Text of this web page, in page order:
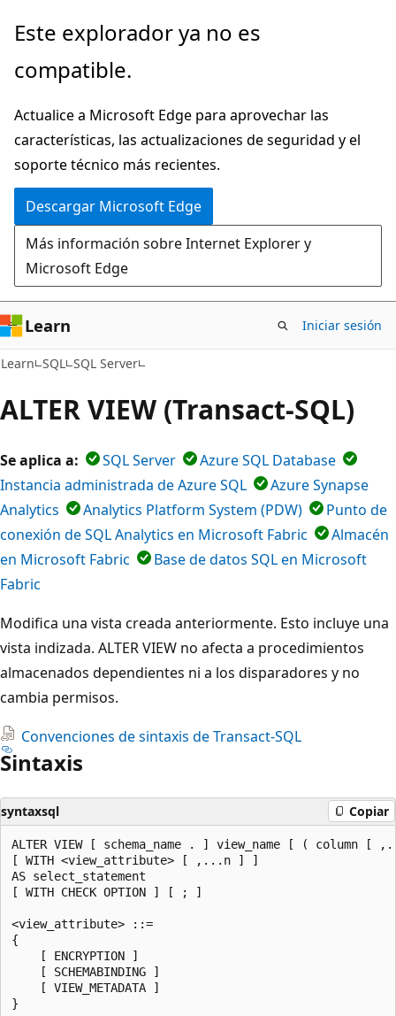
Ir
contenido
Este explorador ya no es
compatible.
Actualice a Microsoft Edge para aprovechar las
características, las actualizaciones de seguridad y el
soporte técnico más recientes.
Descargar Microsoft Edge
Más información sobre Internet Explorer y
Microsoft Edge
Learn Iniciar sesión
Learn SQL SQL Server
ALTER VIEW (Transact-SQL)
Se aplica a: SQL Server
Azure SQL Database
Instancia administrada de Azure SQL
Azure Synapse
Analytics
Analytics Platform System (PDW)
Punto de
conexión de SQL Analytics en Microsoft Fabric
Almacén
en Microsoft Fabric
Base de datos SQL en Microsoft
Fabric
Modifica una vista creada anteriormente. Esto incluye una
vista indizada. ALTER VIEW no afecta a procedimientos
almacenados dependientes ni a los disparadores y no
cambia permisos.
Convenciones de sintaxis de Transact-SQL
Sintaxis
syntaxsql Copiar
ALTER VIEW [ schema_name . ] view_name [ (
[ WITH <view_attribute> [ ,...n ] ]
AS select_statement
[ WITH CHECK OPTION ] [ ; ]
<view_attribute> ::=
{
    [ ENCRYPTION ]
    [ SCHEMABINDING ]
    [ VIEW_METADATA ]